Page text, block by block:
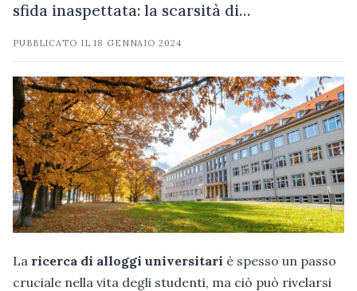
sfida inaspettata: la scarsità di…
PUBBLICATO IL18 GENNAIO 2024
La ricerca di alloggi universitari è spesso un passo
cruciale nella vita degli studenti, ma ciò può rivelarsi